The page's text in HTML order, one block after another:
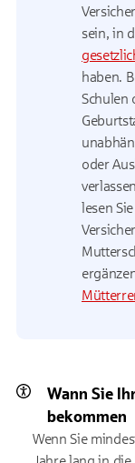
sein, in
haben.
Schulen
oder
lesen
Wann Sie
bekommen
Wenn Sie